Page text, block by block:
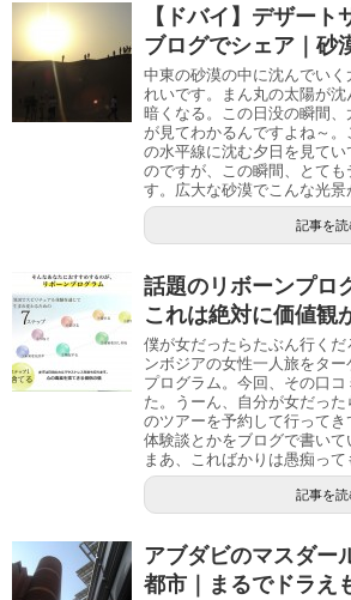
【ドバイ】デザート
ブログでシェア｜砂
中東の砂漠の中に沈んでいく
れいです。まん丸の太陽が
暗くなる。この日没の瞬間
が見てわかるんですよね～
の水平線に沈む夕日を見て
のですが、この瞬間、とても
す。広大な砂漠でこんな光景
記事を読
話題のリボーンプロ
これは絶対に価値観
僕が女だったらたぶん行く
ンボジアの女性一人旅をタ
プログラム。今回、その口
た。うーん、自分が女だっ
のツアーを予約して行って
体験談とかをブログで書い
まあ、こればかりは愚痴っ
記事を読
アブダビのマスダー
都市｜まるでドラえ